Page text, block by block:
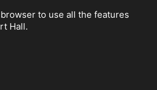
to use all the features
Hall.